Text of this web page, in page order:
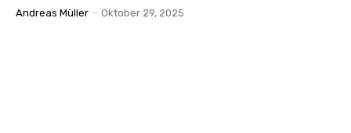
Andreas Müller - Oktober 29, 2025